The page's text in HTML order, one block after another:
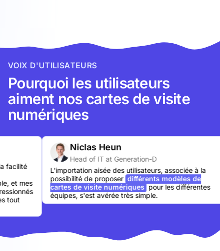
VOIX D'UTILISATEURS
Pourquoi les utilisateurs
aiment nos cartes de visite
numériques
Niclas Heun
Head of IT at Generation-D
L'importation aisée des utilisateurs, associée à la
possibilité de proposer différents modèles de
cartes de visite numériques pour les différentes
équipes, s'est avérée très simple.